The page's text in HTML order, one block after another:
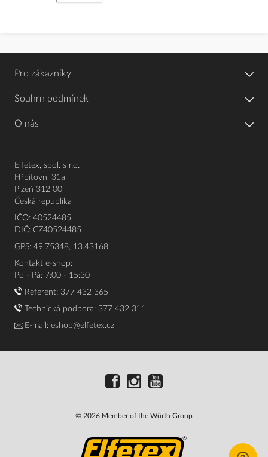
Pro zákazníky
Souhrn podmínek
O nás
Elfetex, spol. s r.o.
Hřbitovní 31a
Plzeň 312 00
Česká republika
IČO: 40524485
DIČ: CZ40524485
GPS: 49.75348, 13.43168
Kontakt e-shop:
Po - Pá: 7:00 - 15:30
Referent: 377 432 365
Technická podpora: 377 432 311
E-mail: eshop@elfetex.cz
© 2026 Member of the Würth Group